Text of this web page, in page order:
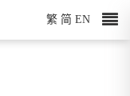
繁 简 EN